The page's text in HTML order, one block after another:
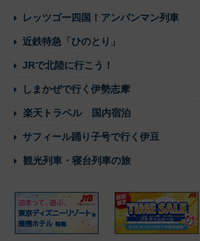
レッツゴー四国！アンパンマン列車
近鉄特急「ひのとり」
JRで北陸に行こう！
しまかぜで行く伊勢志摩
楽天トラベル 国内宿泊
サフィール踊り子号で行く伊豆
観光列車・寝台列車の旅